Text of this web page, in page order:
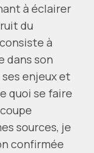
à éclairer
du
à
dans son
enjeux et
quoi se faire
sources, je
confirmée